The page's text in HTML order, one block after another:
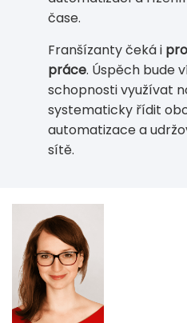
čase.
Franšízanty čeká i
práce. Úspěch bude
schopnosti využívat
systematicky řídit
automatizace a
sítě.